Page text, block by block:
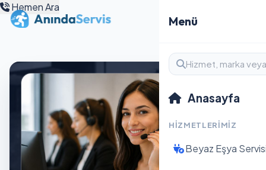
Menü
Anasayfa
HIZMETLERIMIZ
Beyaz Eşya
Hemen Ara